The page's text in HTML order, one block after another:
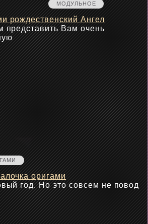
МОДУЛЬНОЕ
рождественский Ангел
представить Вам очень
оригами
год. Но это совсем не повод